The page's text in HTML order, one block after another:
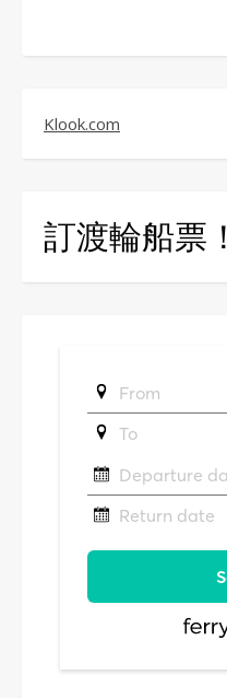
Klook.com
訂渡輪船票！